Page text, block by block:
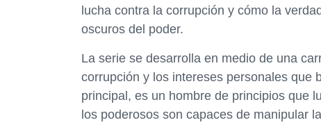
lucha contra la corrupción y cómo la
oscuros del poder.
La serie se desarrolla en medio de una
corrupción y los intereses personales que
principal, es un hombre de principios que
los poderosos son capaces de manipular